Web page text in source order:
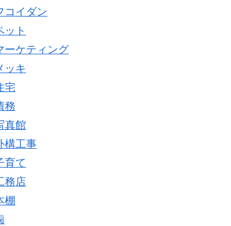
コイダン
ット
ーケティング
ッキ
宅
務
真館
構工事
育て
務店
棚